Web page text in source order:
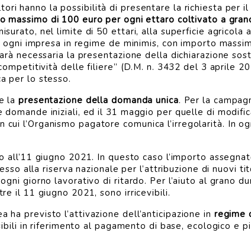
hanno la possibilità di presentare la richiesta per il
massimo di 100 euro per ogni ettaro coltivato a
nel limite di 50 ettari, alla superficie agricola
impresa in regime de minimis, con importo
necessaria la presentazione della dichiarazione
delle filiere” (D.M. n. 3432 del 3 aprile
per lo stesso.
lapresentazione della domanda unica. Per la
iniziali, ed il 31 maggio per quelle di
l’Organismo pagatore comunica l’irregolarità. In
giugno 2021. In questo caso l’importo
alla riserva nazionale per l’attribuzione di nuovi
giorno lavorativo di ritardo. Per l’aiuto al grano
il 11 giugno 2021, sono irricevibili.
ha previsto l’attivazione dell’anticipazione in regime
in riferimento al pagamento di base, ecologico e